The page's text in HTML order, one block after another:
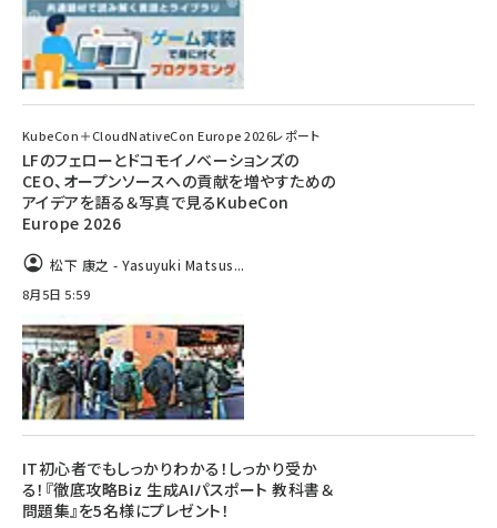
KubeCon＋CloudNativeCon Europe 2026レポート
LFのフェローとドコモイノベーションズの
CEO、オープンソースへの貢献を増やすための
アイデアを語る＆写真で見るKubeCon
Europe 2026
松下 康之 - Yasuyuki Matsus...
8月5日 5:59
IT初心者でもしっかりわかる！しっかり受か
る！『徹底攻略Biz 生成AIパスポート 教科書＆
問題集』を5名様にプレゼント！